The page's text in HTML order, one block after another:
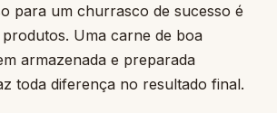
para um churrasco de sucesso é
produtos. Uma carne de boa
armazenada e preparada
toda diferença no resultado final.